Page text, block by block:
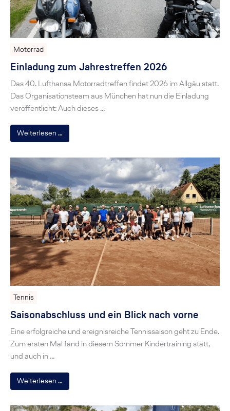
Motorrad
Einladung zum Jahrestreffen 2026
Das 40. Lufthansa Motorradtreffen findet 2026 im Allgäu statt.
Das Organisationsteam aus München hat nun die Einladung
veröffentlicht: Auch dieses …
Weiterlesen …
Tennis
Saisonabschluss und ein Blick nach vorne
Eine erfolgreiche und ereignisreiche Tennissaison geht zu Ende.
Zum ersten Mal fand in diesem Sommer Kindertraining statt,
und auch in …
Weiterlesen …